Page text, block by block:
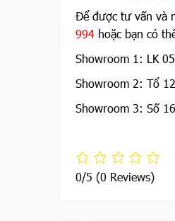
Để được tư vấn và
994 hoặc bạn có
Showroom 1: LK
Showroom 2: Tổ
Showroom 3: Số
0/5 (0 Reviews)